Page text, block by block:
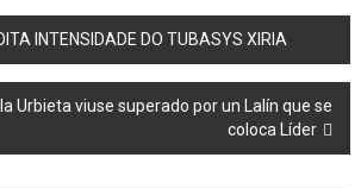
INTENSIDADE DO TUBASYS XIRIA
Urbieta viuse superado por un Lalín que se
coloca Líder